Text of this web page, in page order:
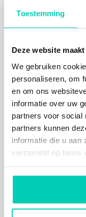
Toestemming
Deze website
We gebruiken
personaliseren, om
en om ons
informatie over uw
partners voor social
partners kunnen
informatie die u aan
verzameld op basis
Sfeer en
Landgoed Huize
van vroeger maar
zalen en
hotelkamers
Onlangs is het
Meerdaagse
Ook op culinair
heerlijke plek
Landgoed Huize
Eigentijdserf